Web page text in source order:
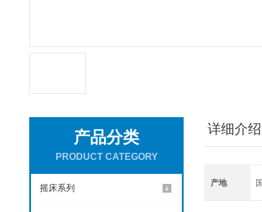
产品分类
PRODUCT CATEGORY
摇床系列
详细介绍
产地